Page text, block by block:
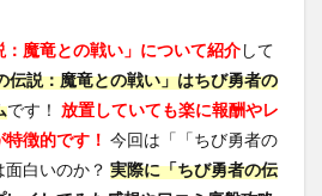
：魔竜との戦い」について紹介して
伝説：魔竜との戦い」はちび勇者の
です！ 放置していても楽に報酬やレ
徴的です！ 今回は「「ちび勇者の
白いのか？ 実際に「ちび勇者の伝